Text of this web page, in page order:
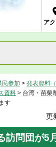
Prefecture
ア
民参加 > 発表資料
資料 > 台湾・苗栗
す
更
訪問団が5